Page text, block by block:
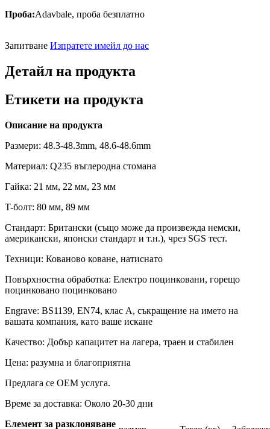
Проба:Adavbale, проба безплатно
Запитване Изпратете имейл до нас
Детайл на продукта
Етикети на продукта
Описание на продукта
Размери: 48.3-48.3mm, 48.6-48.6mm
Материал: Q235 въглеродна стомана
Гайка: 21 мм, 22 мм, 23 мм
T-болт: 80 мм, 89 мм
Стандарт: Британски (също може да произвежда немски,
американски, японски стандарт и т.н.), чрез SGS тест.
Техници: Кованово коване, натиснато
Повърхностна обработка: Електро поцинковани, горещо
поцинковано поцинковано
Engrave: BS1139, EN74, клас A, съкращение на името на
вашата компания, като ваше искане
Качество: Добър капацитет на лагера, траен и стабилен
Цена: разумна и благоприятна
Предлага се OEM услуга.
Време за доставка: Около 20-30 дни
Елемент за разклоняване